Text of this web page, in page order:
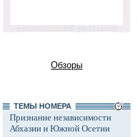
Обзоры
ТЕМЫ НОМЕРА
Признание независимости
Абхазии и Южной Осетии